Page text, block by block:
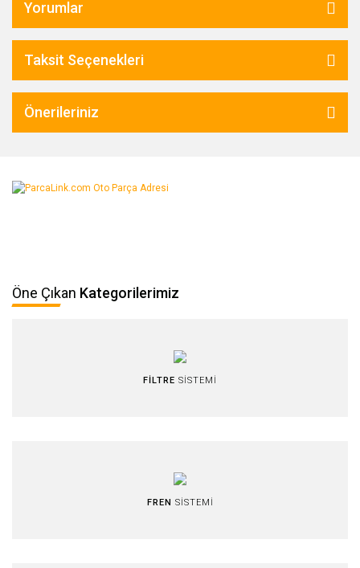
Yorumlar
Taksit Seçenekleri
Önerileriniz
Öne Çıkan Kategorilerimiz
FİLTRE SİSTEMİ
FREN SİSTEMİ